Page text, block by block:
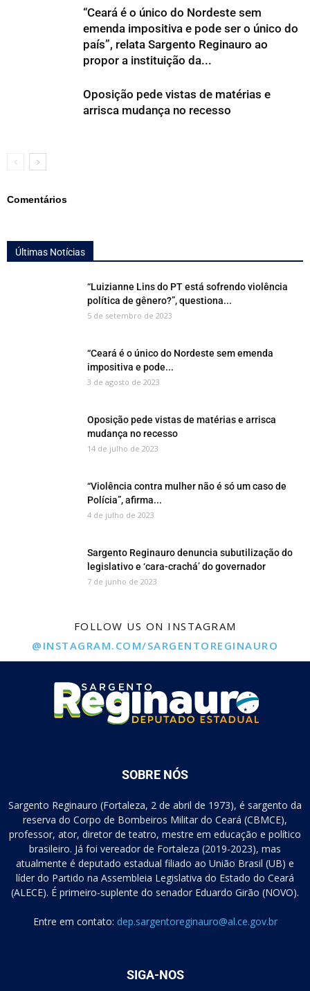
“Ceará é o único do Nordeste sem
emenda impositiva e pode ser o único do
país”, relata Sargento Reginauro ao
propor a instituição da...
Oposição pede vistas de matérias e
arrisca mudança no recesso
Comentários
Últimas Notícias
“Luizianne Lins do PT está sofrendo violência
política de gênero?”, questiona...
5 de setembro de 2023
“Ceará é o único do Nordeste sem emenda
impositiva e pode...
3 de agosto de 2023
Oposição pede vistas de matérias e arrisca
mudança no recesso
14 de julho de 2023
“Violência contra mulher não é só um caso de
Polícia”, afirma...
4 de julho de 2023
Sargento Reginauro denuncia subutilização do
legislativo e ‘cara-crachá’ do governador
7 de junho de 2023
FOLLOW US ON INSTAGRAM
@INSTAGRAM.COM/SARGENTOREGINAURO
SOBRE NÓS
Sargento Reginauro (Fortaleza, 2 de abril de 1973), é sargento da
reserva do Corpo de Bombeiros Militar do Ceará (CBMCE),
professor, ator, diretor de teatro, mestre em educação e político
brasileiro. Já foi vereador de Fortaleza (2019-2023), mas
atualmente é deputado estadual filiado ao União Brasil (UB) e
líder do Partido na Assembleia Legislativa do Estado do Ceará
(ALECE). É primeiro-suplente do senador Eduardo Girão (NOVO).
Entre em contato: dep.sargentoreginauro@al.ce.gov.br
SIGA-NOS